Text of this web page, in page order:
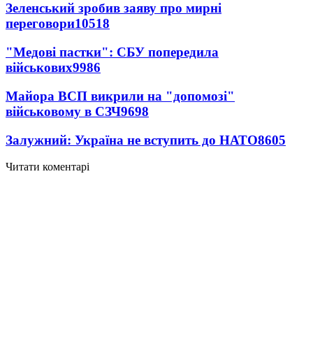
Зеленський зробив заяву про мирні
переговори10518
"Медові пастки": СБУ попередила
військових9986
Майора ВСП викрили на "допомозі"
військовому в СЗЧ9698
Залужний: Україна не вступить до НАТО8605
Читати коментарі